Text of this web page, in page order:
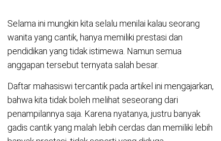
Selama ini mungkin kita selalu menilai kalau seorang
wanita yang cantik, hanya memiliki prestasi dan
pendidikan yang tidak istimewa. Namun semua
anggapan tersebut ternyata salah besar.
Daftar mahasiswi tercantik pada artikel ini mengajarkan,
bahwa kita tidak boleh melihat seseorang dari
penampilannya saja. Karena nyatanya, justru banyak
gadis cantik yang malah lebih cerdas dan memiliki lebih